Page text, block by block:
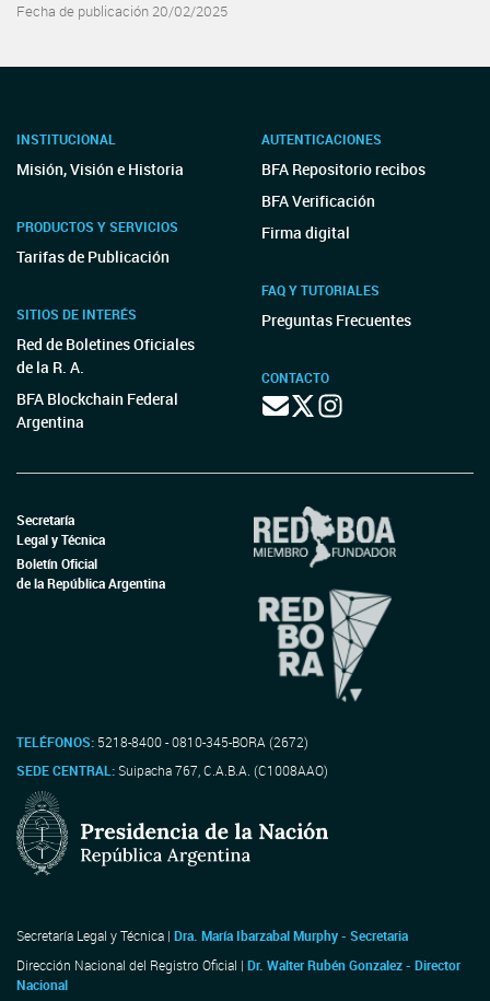
Fecha de publicación 20/02/2025
INSTITUCIONAL
Misión, Visión e Historia
PRODUCTOS Y SERVICIOS
Tarifas de Publicación
SITIOS DE INTERÉS
Red de Boletines Oficiales
de la R. A.
BFA Blockchain Federal
Argentina
AUTENTICACIONES
BFA Repositorio recibos
BFA Verificación
Firma digital
FAQ Y TUTORIALES
Preguntas Frecuentes
CONTACTO
Secretaría
Legal y Técnica
Boletín Oficial
de la República Argentina
TELÉFONOS: 5218-8400 - 0810-345-BORA (2672)
SEDE CENTRAL:Suipacha 767, C.A.B.A. (C1008AAO)
Secretaría Legal y Técnica | Dra. María Ibarzabal Murphy - Secretaria
Dirección Nacional del Registro Oficial | Dr. Walter Rubén Gonzalez - Director
Nacional